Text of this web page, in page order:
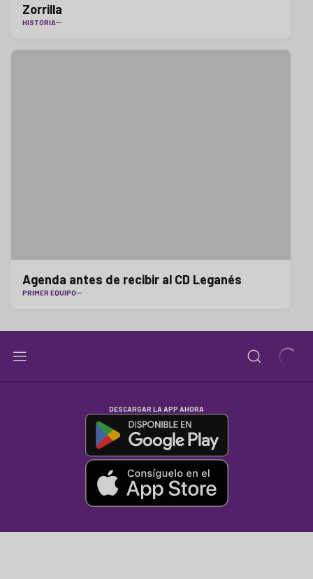
Zorrilla
HISTORIA
Agenda antes de recibir al CD Leganés
PRIMER EQUIPO
DESCARGAR LA APP AHORA